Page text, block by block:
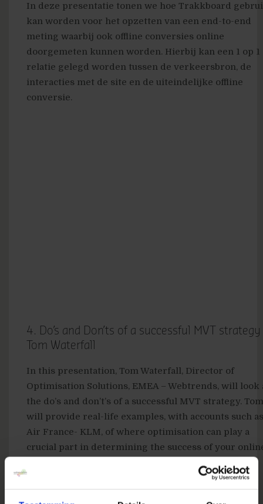
In deze presentatie tonen we hoe Trakkboard
kan worden voor het opzetten van een end-to-end
meting waarbij ook offline conversies online
doorgemeten kunnen worden. Hierbij kan een 1 op 1
relatie gelegd worden tussen de verkeersbron, de
interacties met de site en de uiteindelijke offline
conversie.
4. Do’s and Don’ts of a successful MVT strategy
Tom Waterfall
In this presentation, Tom Waterfall, Director of
Optimisation Solutions, EMEA – Webtrends, will look
the do’s and don’t’s of a successful MVT strategy. Tom
will provide real-life examples, with accounts such as
Air France- KLM, of where optimisation can play a
crucial part in determining the success of your
your targeting strategy and drive conversions.